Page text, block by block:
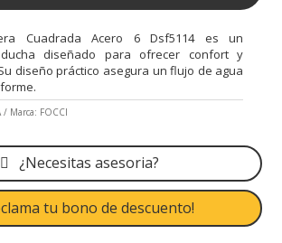
Cuadrada Acero 6 Dsf5114 es un
diseñado para ofrecer confort y
diseño práctico asegura un flujo de agua
Marca: FOCCI
¿Necesitas asesoria?
tu bono de descuento!